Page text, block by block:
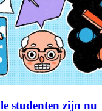
studenten zijn nu